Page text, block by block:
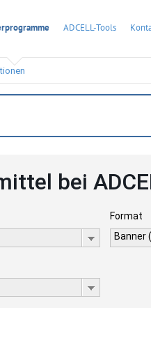
ADCELL-Tools
bei
Format
Banner